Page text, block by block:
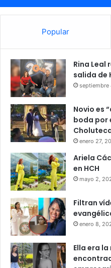
Popular
Rina Leal
salida de
septiembre
Novio es
boda por
enero 27,
Ariela
en HCH
mayo 2,
Filtran
enero 8,
Ella era